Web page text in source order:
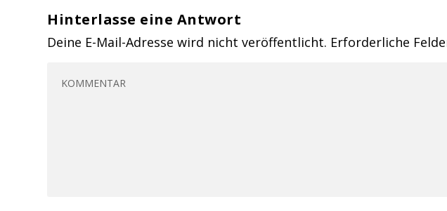
Hinterlasse eine Antwort
Deine E-Mail-Adresse wird nicht veröffentlicht. Erforderliche